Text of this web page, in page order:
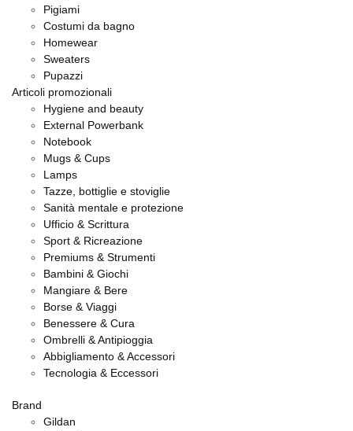
Pigiami
Costumi da bagno
Homewear
Sweaters
Pupazzi
Articoli promozionali
Hygiene and beauty
External Powerbank
Notebook
Mugs & Cups
Lamps
Tazze, bottiglie e stoviglie
Sanità mentale e protezione
Ufficio & Scrittura
Sport & Ricreazione
Premiums & Strumenti
Bambini & Giochi
Mangiare & Bere
Borse & Viaggi
Benessere & Cura
Ombrelli & Antipioggia
Abbigliamento & Accessori
Tecnologia & Eccessori
Brand
Gildan